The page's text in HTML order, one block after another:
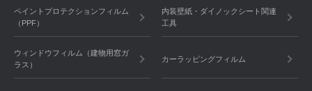
ペイントプロテクションフィルム
（PPF）
内装壁紙・ダイノックシート関連
工具
ウィンドウフィルム（建物用窓ガ
ラス）
カーラッピングフィルム